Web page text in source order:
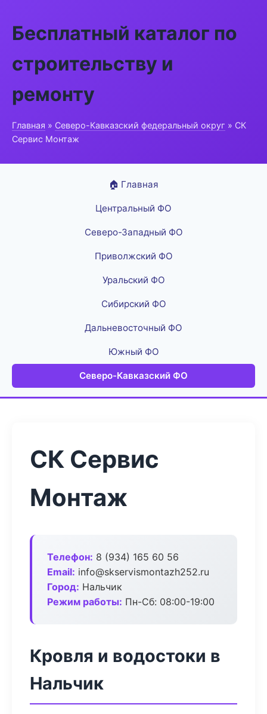
Бесплатный каталог по
строительству и
ремонту
Главная » Северо-Кавказский федеральный округ » СК
Сервис Монтаж
🏠 Главная
Центральный ФО
Северо-Западный ФО
Приволжский ФО
Уральский ФО
Сибирский ФО
Дальневосточный ФО
Южный ФО
Северо-Кавказский ФО
СК Сервис
Монтаж
Телефон: 8 (934) 165 60 56
Email: info@skservismontazh252.ru
Город: Нальчик
Режим работы: Пн-Сб: 08:00-19:00
Кровля и водостоки в
Нальчик